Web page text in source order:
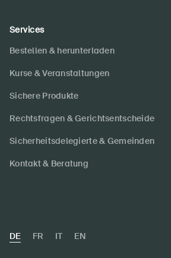
Services
Bestellen & herunterladen
Kurse & Veranstaltungen
Sichere Produkte
Rechtsfragen & Gerichtsentscheide
Sicherheitsdelegierte & Gemeinden
Kontakt & Beratung
DE FR IT EN